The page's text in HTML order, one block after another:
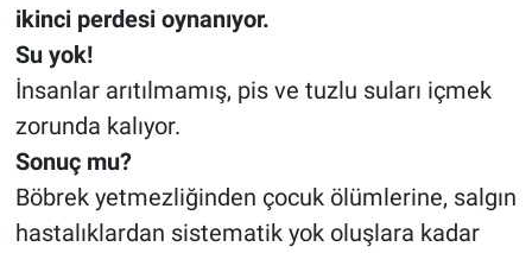
ikinci perdesi oynanıyor.
Su yok!
İnsanlar arıtılmamış, pis ve tuzlu suları içmek
zorunda kalıyor.
Sonuç mu?
Böbrek yetmezliğinden çocuk ölümlerine, salgın
hastalıklardan sistematik yok oluşlara kadar